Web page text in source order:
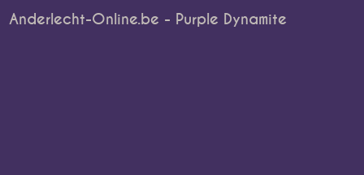
Anderlecht-Online.be - Purple Dynamite